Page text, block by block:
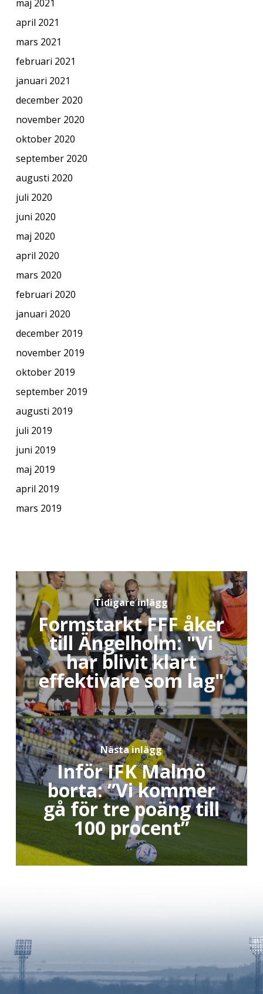
maj 2021
april 2021
mars 2021
februari 2021
januari 2021
december 2020
november 2020
oktober 2020
september 2020
augusti 2020
juli 2020
juni 2020
maj 2020
april 2020
mars 2020
februari 2020
januari 2020
december 2019
november 2019
oktober 2019
september 2019
augusti 2019
juli 2019
juni 2019
maj 2019
april 2019
mars 2019
Tidigare inlägg
Formstarkt FFF åker
till Ängelholm: "Vi
har blivit klart
effektivare som lag"
Nästa inlägg
Inför IFK Malmö
borta: ”Vi kommer
gå för tre poäng till
100 procent”